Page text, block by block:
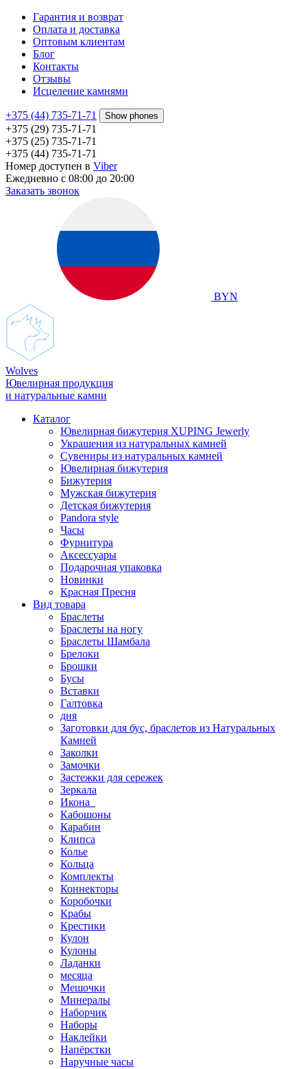
Гарантия и возврат
Оплата и доставка
Оптовым клиентам
Блог
Контакты
Отзывы
Исцеление камнями
+375 (44) 735-71-71 Show phones
+375 (29) 735-71-71
+375 (25) 735-71-71
+375 (44) 735-71-71
Номер доступен в Viber
Ежедневно с 08:00 до 20:00
Заказать звонок
BYN
Wolves
Ювелирная продукция
и натуральные камни
Каталог
Ювелирная бижутерия XUPING Jewerly
Украшения из натуральных камней
Сувениры из натуральных камней
Ювелирная бижутерия
Бижутерия
Мужская бижутерия
Детская бижутерия
Pandora style
Часы
Фурнитура
Аксеcсуары
Подарочная упаковка
Новинки
Красная Пресня
Вид товара
Браслеты
Браслеты на ногу
Браслеты Шамбала
Брелоки
Брошки
Бусы
Вставки
Галтовка
дня
Заготовки для бус, браслетов из Натуральных
Камней
Заколки
Замочки
Застежки для сережек
Зеркала
Икона
Кабошоны
Карабин
Клипса
Колье
Кольца
Комплекты
Коннекторы
Коробочки
Крабы
Крестики
Кулон
Кулоны
Ладанки
месяца
Мешочки
Минералы
Наборчик
Наборы
Наклейки
Напёрстки
Наручные часы